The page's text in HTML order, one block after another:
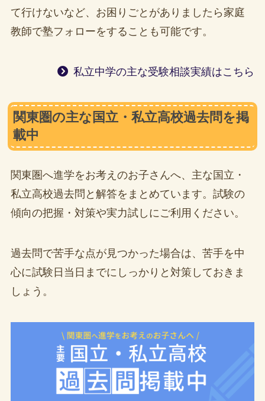
て行けないなど、お困りごとがありましたら家庭
教師で塾フォローをすることも可能です。
私立中学の主な受験相談実績はこちら
関東圏の主な国立・私立高校過去問を掲
載中
関東圏へ進学をお考えのお子さんへ、主な国立・
私立高校過去問と解答をまとめています。試験の
傾向の把握・対策や実力試しにご利用ください。
過去問で苦手な点が見つかった場合は、苦手を中
心に試験日当日までにしっかりと対策しておきま
しょう。